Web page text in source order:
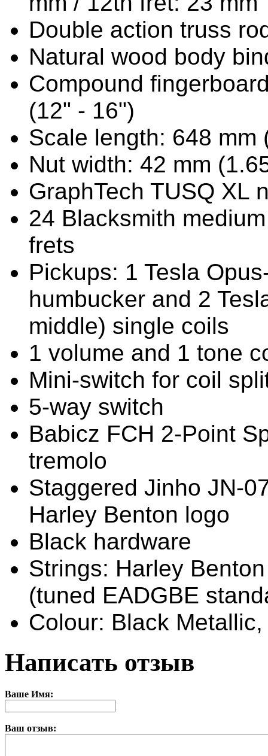
Double action truss
Natural wood body
Compound
(12" - 16")
Scale length: 648 mm
Nut width: 42 mm
GraphTech TUSQ XL
24 Blacksmith
frets
Pickups: 1 Tesla
humbucker and 2
middle) single coils
1 volume and 1 tone
Mini-switch for coil
5-way switch
Babicz FCH 2-Point
tremolo
Staggered Jinho JN-
Harley Benton logo
Black hardware
Strings: Harley
(tuned EADGBE
Colour: Black
Написать отзыв
Ваше Имя:
Ваш отзыв: